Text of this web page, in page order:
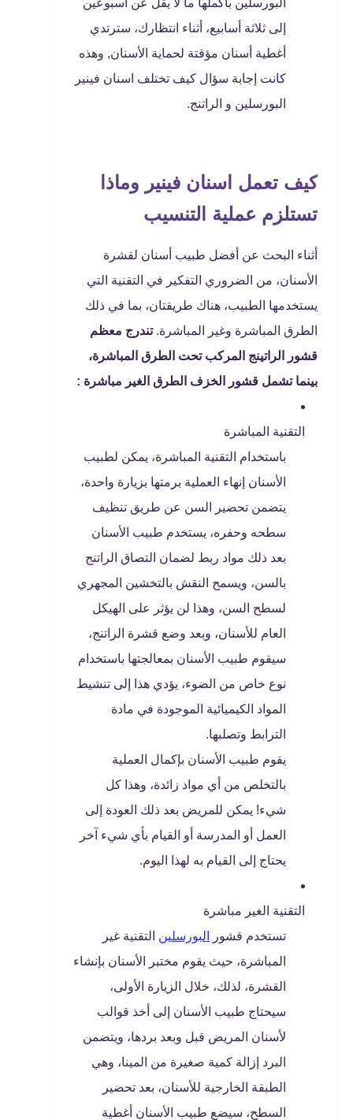
البورسلين بأكملها ما لا يقل عن أسبوعين
إلى ثلاثة أسابيع، أثناء انتظارك، سترتدي
أغطية أسنان مؤقتة لحماية الأسنان, وهذه
كانت إجابة سؤال كيف تختلف اسنان فينير
البورسلين و الراتنج.
كيف تعمل اسنان فينير وماذا
تستلزم عملية التنسيب
أثناء البحث عن أفضل طبيب أسنان لقشرة
الأسنان، من الضروري التفكير في التقنية التي
يستخدمها الطبيب، هناك طريقتان، بما في ذلك
الطرق المباشرة وغير المباشرة.تندرج معظم
قشور الراتينج المركب تحت الطرق المباشرة،
بينما تشمل قشور الخزف الطرق الغير مباشرة :
التقنية المباشرة
باستخدام التقنية المباشرة، يمكن لطبيب
الأسنان إنهاء العملية برمتها بزيارة واحدة،
يتضمن تحضير السن عن طريق تنظيف
سطحه وحفره، يستخدم طبيب الأسنان
بعد ذلك مواد ربط لضمان التصاق الراتنج
بالسن، ويسمح النقش بالتخشين المجهري
لسطح السن، وهذا لن يؤثر على الهيكل
العام للأسنان، وبعد وضع قشرة الراتنج،
سيقوم طبيب الأسنان بمعالجتها باستخدام
نوع خاص من الضوء، يؤدي هذا إلى تنشيط
المواد الكيميائية الموجودة في مادة
الترابط وتصلبها.
يقوم طبيب الأسنان بإكمال العملية
بالتخلص من أي مواد زائدة، وهذا كل
شيء! يمكن للمريض بعد ذلك العودة إلى
العمل أو المدرسة أو القيام بأي شيء آخر
يحتاج إلى القيام به لهذا اليوم.
التقنية الغير مباشرة
تستخدم قشور
البورسلين التقنية غير
المباشرة، حيث يقوم مختبر الأسنان بإنشاء
القشرة، لذلك، خلال الزيارة الأولى،
سيحتاج طبيب الأسنان إلى أخذ قوالب
لأسنان المريض قبل وبعد بردها، ويتضمن
البرد إزالة كمية صغيرة من المينا، وهي
الطبقة الخارجية للأسنان، بعد تحضير
السطح، سيضع طبيب الأسنان أغطية